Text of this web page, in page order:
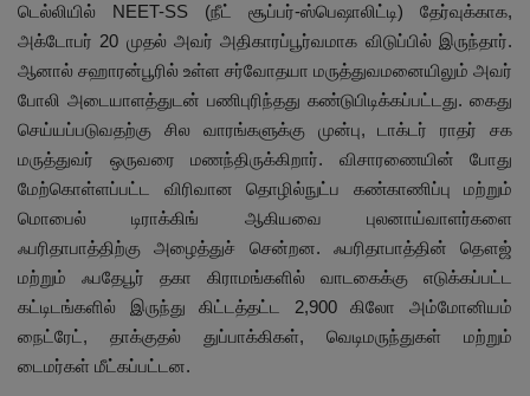
டெல்லியில் NEET-SS (நீட் சூப்பர்-ஸ்பெஷாலிட்டி) தேர்வுக்காக,
அக்டோபர் 20 முதல் அவர் அதிகாரப்பூர்வமாக விடுப்பில் இருந்தார்.
ஆனால் சஹாரன்பூரில் உள்ள சர்வோதயா மருத்துவமனையிலும் அவர்
போலி அடையாளத்துடன் பணிபுரிந்தது கண்டுபிடிக்கப்பட்டது. கைது
செய்யப்படுவதற்கு சில வாரங்களுக்கு முன்பு, டாக்டர் ராதர் சக
மருத்துவர் ஒருவரை மணந்திருக்கிறார். விசாரணையின் போது
மேற்கொள்ளப்பட்ட விரிவான தொழில்நுட்ப கண்காணிப்பு மற்றும்
மொபைல் டிராக்கிங் ஆகியவை புலனாய்வாளர்களை
ஃபரிதாபாத்திற்கு அழைத்துச் சென்றன. ஃபரிதாபாத்தின் தௌஜ்
மற்றும் ஃபதேபூர் தகா கிராமங்களில் வாடகைக்கு எடுக்கப்பட்ட
கட்டிடங்களில் இருந்து கிட்டத்தட்ட 2,900 கிலோ அம்மோனியம்
நைட்ரேட், தாக்குதல் துப்பாக்கிகள், வெடிமருந்துகள் மற்றும்
டைமர்கள் மீட்கப்பட்டன.